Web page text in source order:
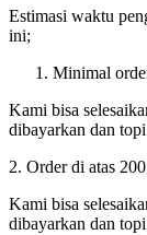
Estimasi waktu
ini;
Minimal
Kami bisa
dibayarkan dan
2. Order di atas
Kami bisa
dibayarkan dan